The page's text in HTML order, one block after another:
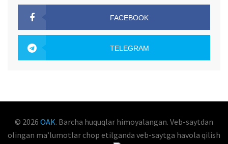
FACEBOOK
TELEGRAM
© 2026 OAK. Barcha huquqlar himoyalangan. Veb-saytdan
olingan maʼlumotlar chop etilganda veb-saytga havola qilish